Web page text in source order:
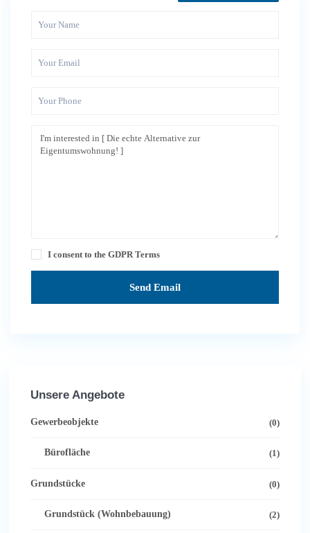
I consent to the GDPR Terms
Unsere Angebote
Gewerbeobjekte (0)
Bürofläche (1)
Grundstücke (0)
Grundstück (Wohnbebauung) (2)